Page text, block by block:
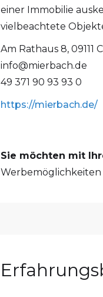
einer Immobilie
vielbeachtete
Am Rathaus 8, 09111
info@mierbach.de
49 371 90 93 93 0
https://mierbach.de/
Sie möchten mit